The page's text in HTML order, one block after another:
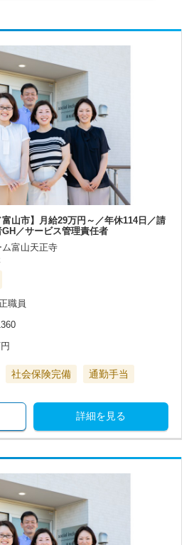
富山市】月給29万円～／年休114日／請
／サービス管理責任者
富山天正寺
職員
社会保険完備 通勤手当
詳細を見る